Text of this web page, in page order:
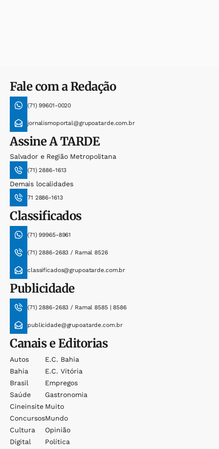
Fale com a Redação
(71) 99601-0020
jornalismoportal@grupoatarde.com.br
AssineA TARDE
Salvador e Região Metropolitana
(71) 2886-1613
Demais localidades
71 2886-1613
Classificados
(71) 99965-8961
(71) 2886-2683 / Ramal 8526
classificados@grupoatarde.com.br
Publicidade
(71) 2886-2683 / Ramal 8585 | 8586
publicidade@grupoatarde.com.br
Canais e Editorias
Autos
Bahia
Brasil
Saúde
Cineinsite
Concursos
Cultura
Digital
E.c. Bahia
E.c. Vitória
Empregos
Gastronomia
Muito
Mundo
Opinião
Política